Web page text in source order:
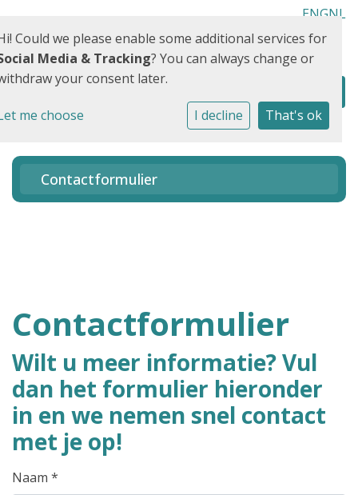
ENGNL
Contactformulier
Contactformulier
Wilt u meer informatie? Vul
dan het formulier hieronder
in en we nemen snel contact
met je op!
Naam *
Could we please enable some additional services for
Media & Tracking? You can always change or
your consent later.
me choose I decline That's ok